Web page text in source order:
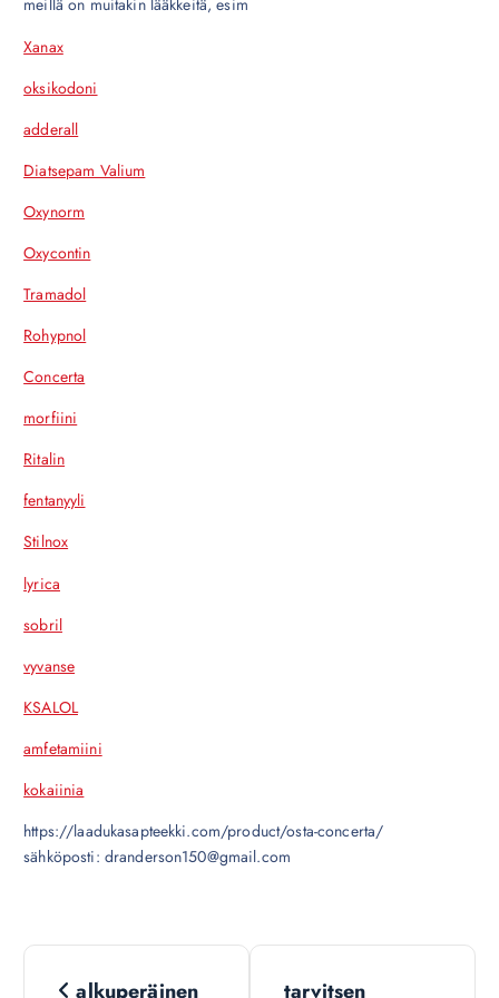
meillä on muitakin lääkkeitä, esim
Xanax
oksikodoni
adderall
Diatsepam Valium
Oxynorm
Oxycontin
Tramadol
Rohypnol
Concerta
morfiini
Ritalin
fentanyyli
Stilnox
lyrica
sobril
vyvanse
KSALOL
amfetamiini
kokaiinia
https://laadukasapteekki.com/product/osta-concerta/
sähköposti: dranderson150@gmail.com
N
alkuperäinen
tarvitsen